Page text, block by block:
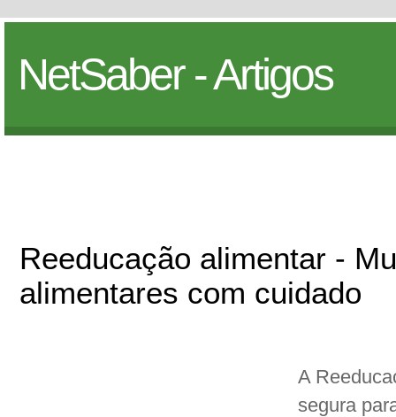
NetSaber - Artigos
Reeducação alimentar -
alimentares com cuidado
A
segura